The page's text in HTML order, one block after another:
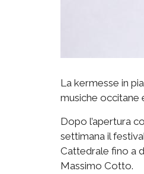
La kermesse in
musiche occitane
Dopo l’apertura
settimana il
Cattedrale fino a
Massimo Cotto.